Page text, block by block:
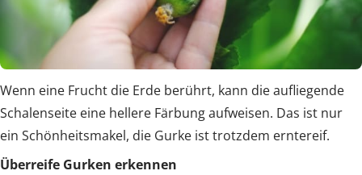
Wenn eine Frucht die Erde berührt, kann die aufliegende
Schalenseite eine hellere Färbung aufweisen. Das ist nur
ein Schönheitsmakel, die Gurke ist trotzdem erntereif.
Überreife Gurken erkennen